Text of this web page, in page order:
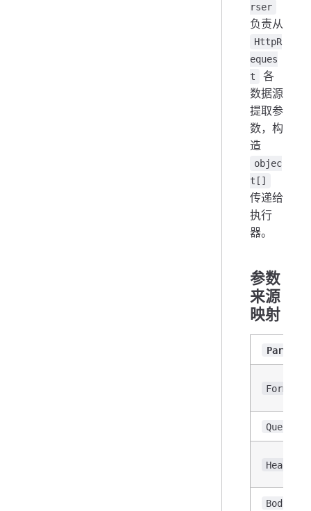
rser
负责从
HttpR
eques
t
各
数据源
提取参
数，构
造
objec
t[]
传递给
执行
器。
参数
来源
映射
Form
Query
Header
Body